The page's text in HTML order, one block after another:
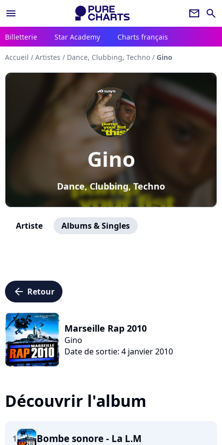
menu newsletter search
Billetterie Star Academy Charts français
Accueil / Artistes / Dance, Clubbing, Techno / Gino
Gino
Dance, Clubbing, Techno
Artiste Albums & Singles
arrow_left Retour
Marseille Rap 2010
Gino
Date de sortie: 4 janvier 2010
Découvrir l'album
1 Bombe sonore - La L.M